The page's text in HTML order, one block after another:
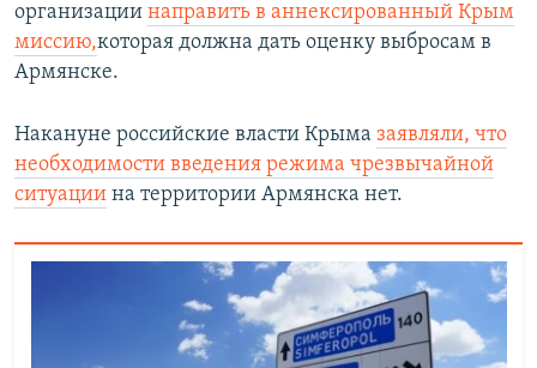
организации направить в аннексированный Крым
миссию,которая должна дать оценку выбросам в
Армянске.
Накануне российские власти Крыма заявляли, что
необходимости введения режима чрезвычайной
ситуации на территории Армянска нет.